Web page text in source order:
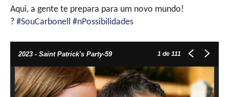
Aqui, a gente te prepara para um novo mundo!
? #SouCarbonell #nPossibilidades
2023 - Saint Patrick's Party-59 1 de 111